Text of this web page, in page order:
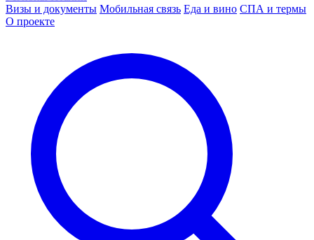
Визы и документы Мобильная связь Еда и вино СПА и термы
О проекте